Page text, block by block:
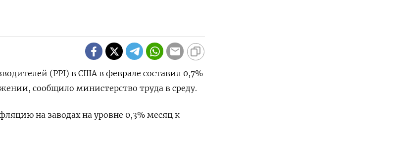
(PPI) в США в ‌феврале составил 0,7%
сообщило ⁠министерство ‌труда в среду.
​на заводах ‌на уровне 0,3% месяц ​к